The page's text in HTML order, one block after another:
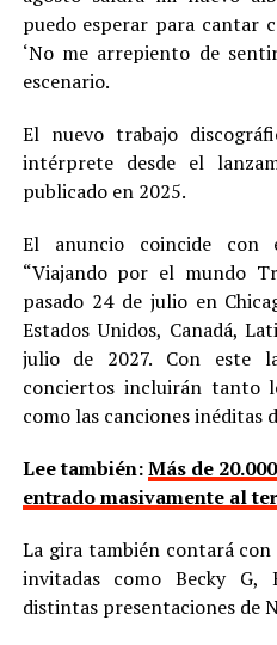
puedo esperar para cantar
‘No me arrepiento de
escenario.
El nuevo trabajo
intérprete desde el
publicado en 2025.
El anuncio coincide
“Viajando por el mundo
pasado 24 de julio en
Estados Unidos, Canadá,
julio de 2027. Con este
conciertos incluirán tanto
como las canciones inéditas
Lee también:Más de
entrado masivamente al
La gira también contará
invitadas como Becky G,
distintas presentaciones de